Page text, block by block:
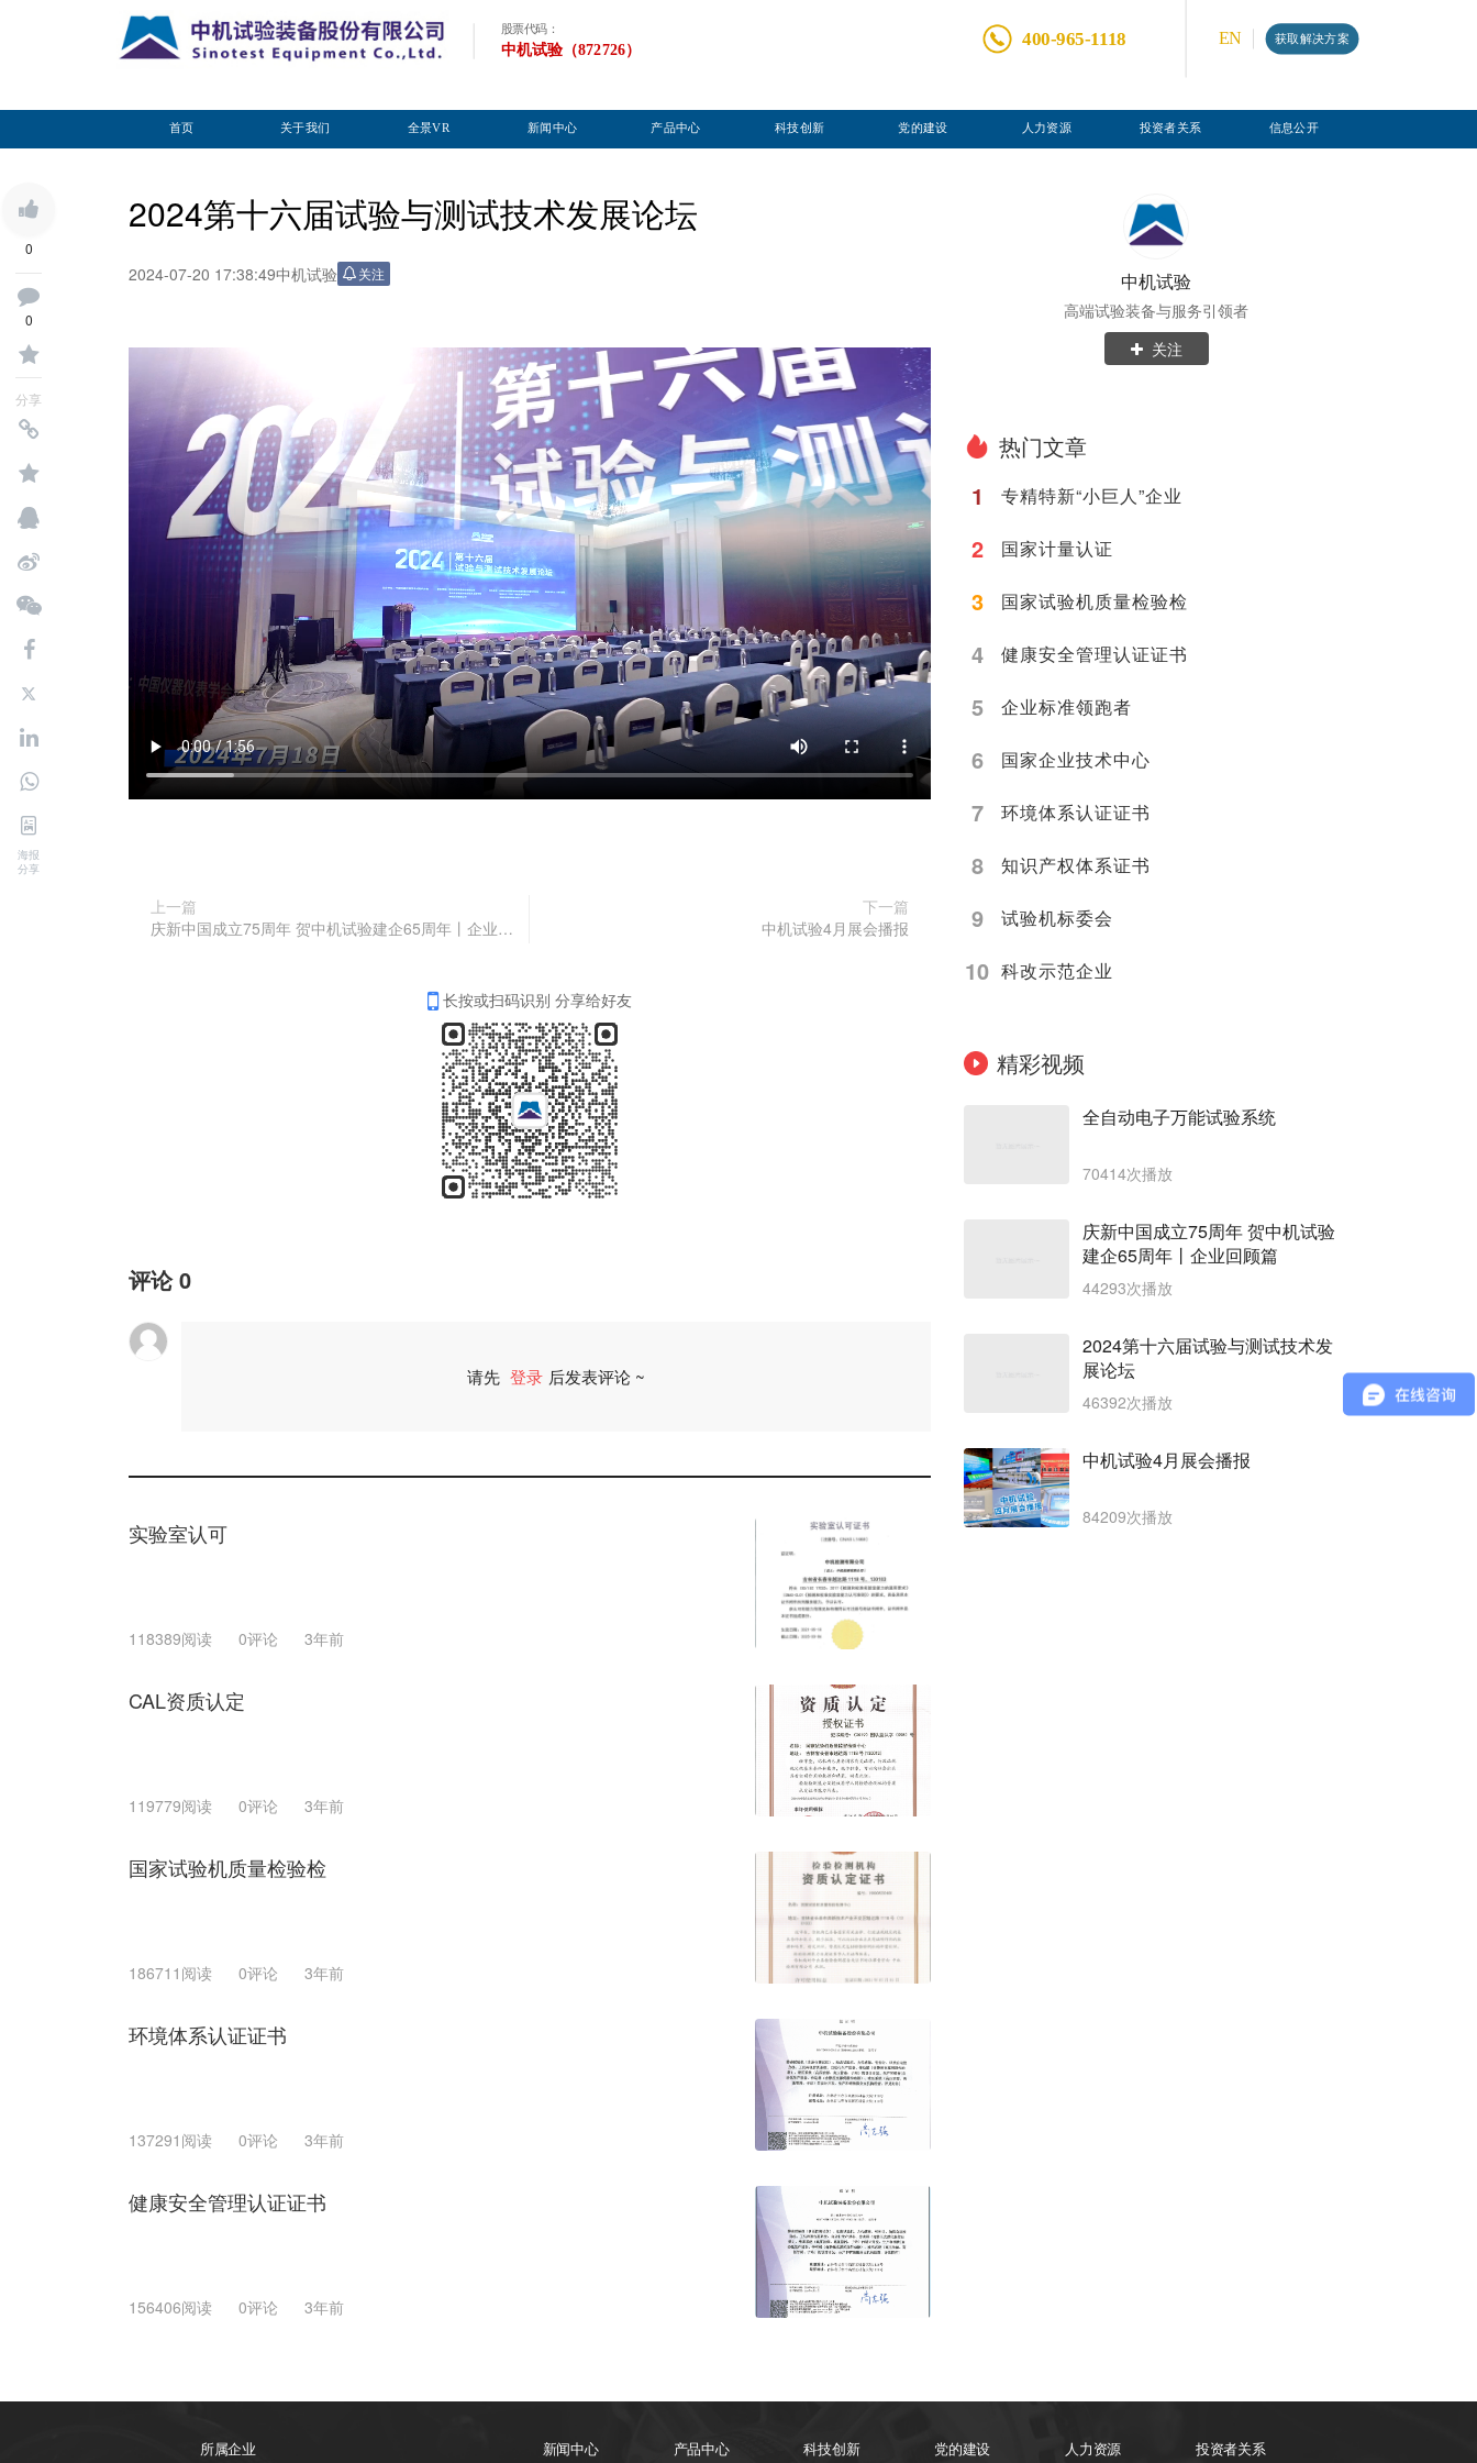
股票代码：
中机试验（872726）
EN
400-965-1118 获取解决方案
首页 关于我们 全景VR 新闻中心 产品中心 科技创新 党的建设 人力资源 投资者关系 信息公开
0
0
分享
海报
分享
2024第十六届试验与测试技术发展论坛
2024-07-20 17:38:49中机试验 关注
上一篇
庆新中国成立75周年 贺中机试验建企65周年丨企业回顾篇
下一篇
中机试验4月展会播报
长按或扫码识别 分享给好友
评论0
请先 登录 后发表评论 ~
实验室认可
118389阅读 0评论 3年前
CAL资质认定
119779阅读 0评论 3年前
国家试验机质量检验检
186711阅读 0评论 3年前
环境体系认证证书
137291阅读 0评论 3年前
健康安全管理认证证书
156406阅读 0评论 3年前
中机试验
高端试验装备与服务引领者
关注
热门文章
1
专精特新“小巨人”企业
2 国家计量认证
3 国家试验机质量检验检
4 健康安全管理认证证书
5 企业标准领跑者
6 国家企业技术中心
7 环境体系认证证书
8 知识产权体系证书
9 试验机标委会
10 科改示范企业
精彩视频
全自动电子万能试验系统
70414次播放
庆新中国成立75周年 贺中机试验
建企65周年丨企业回顾篇
44293次播放
2024第十六届试验与测试技术发
展论坛
46392次播放
中机试验4月展会播报
84209次播放
所属企业 新闻中心 科技创新 党的建设 人力资源 投资者关系
产品中心